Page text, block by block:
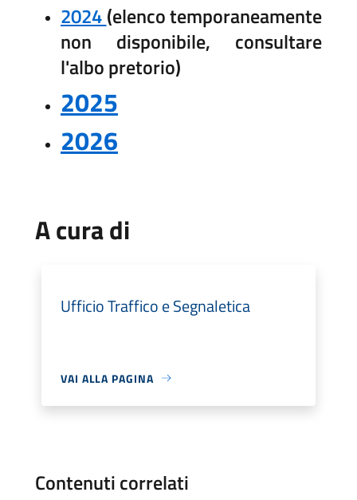
2024(elenco temporaneamente
non disponibile, consultare
l'albo pretorio)
2025
2026
A cura di
Ufficio Traffico e Segnaletica
VAI ALLA PAGINA
Contenuti correlati